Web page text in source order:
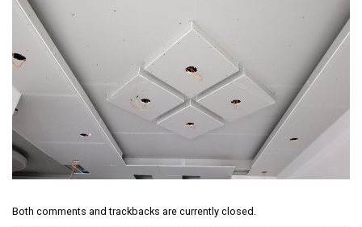
Both comments and trackbacks are currently closed.